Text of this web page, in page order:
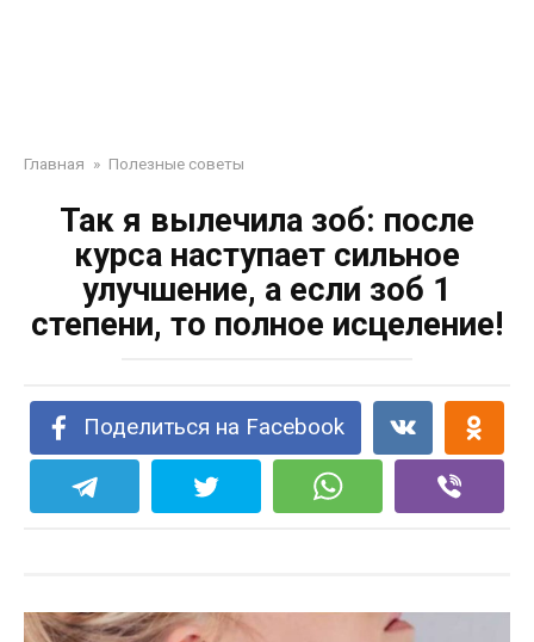
Главная » Полезные советы
Так я вылечила зоб: после
курса наступает сильное
улучшение, а если зоб 1
степени, то полное исцеление!
Поделиться на Facebook